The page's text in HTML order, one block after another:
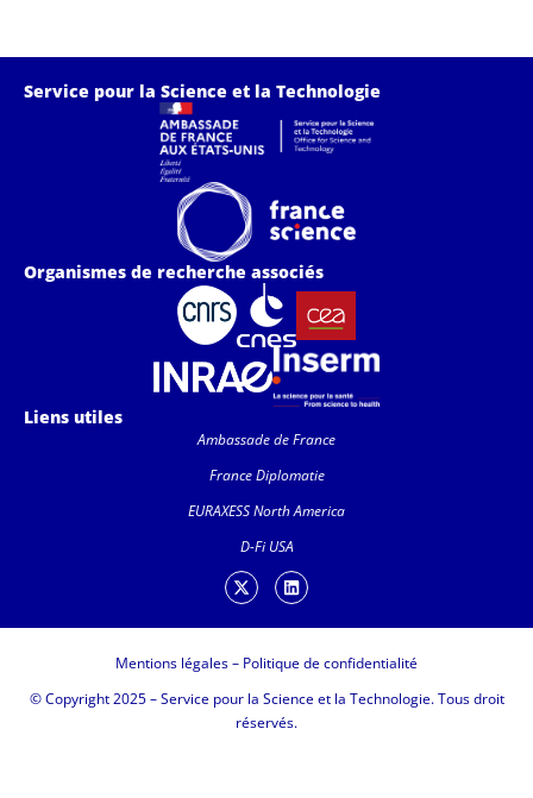
Service pour la Science et la Technologie
Organismes de recherche associés
Liens utiles
Ambassade de France
France Diplomatie
EURAXESS North America
D-Fi USA
Mentions légales– Politique de confidentialité
© Copyright 2025 – Service pour la Science et la Technologie. Tous droit
réservés.